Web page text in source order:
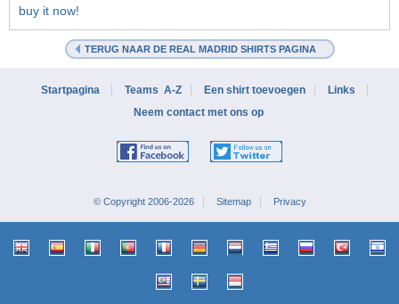
buy it now!
TERUG NAAR DE REAL MADRID SHIRTS PAGINA
Startpagina Teams A-Z Een shirt toevoegen
Links
Neem contact met ons op
© Copyright 2006-2026 Sitemap Privacy